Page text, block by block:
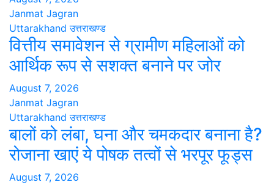
Janmat Jagran
Uttarakhand उत्तराखण्ड
वित्तीय समावेशन से ग्रामीण महिलाओं को
आर्थिक रूप से सशक्त बनाने पर जोर
August 7, 2026
Janmat Jagran
Uttarakhand उत्तराखण्ड
बालों को लंबा, घना और चमकदार बनाना है?
रोजाना खाएं ये पोषक तत्वों से भरपूर फूड्स
August 7, 2026